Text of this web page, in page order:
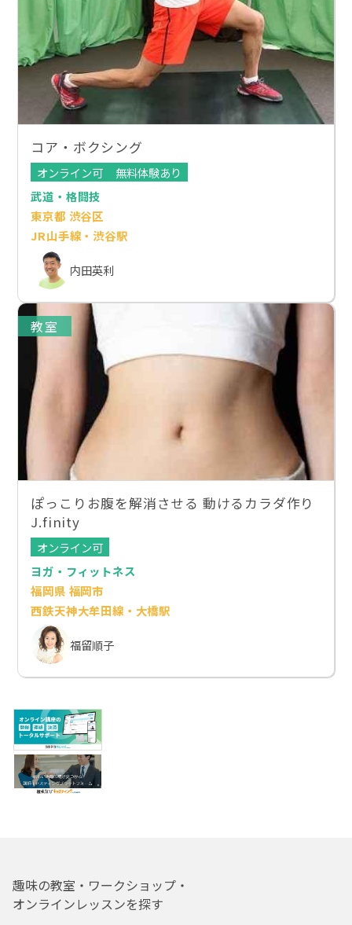
コア・ボクシング
オンライン可
無料体験あり
武道・格闘技
東京都 渋谷区
JR山手線・渋谷駅
内田英利
教室
ぽっこりお腹を解消させる 動けるカラダ作り
J.finity
オンライン可
ヨガ・フィットネス
福岡県 福岡市
西鉄天神大牟田線・大橋駅
福留順子
趣味の教室・ワークショップ・
オンラインレッスンを探す